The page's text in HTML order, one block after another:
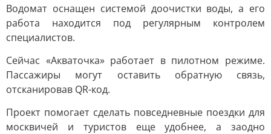
Водомат оснащен системой доочистки воды, а его
работа находится под регулярным контролем
специалистов.
Сейчас «Акваточка» работает в пилотном режиме.
Пассажиры могут оставить обратную связь,
отсканировав QR-код.
Проект помогает сделать повседневные поездки для
москвичей и туристов еще удобнее, а заодно